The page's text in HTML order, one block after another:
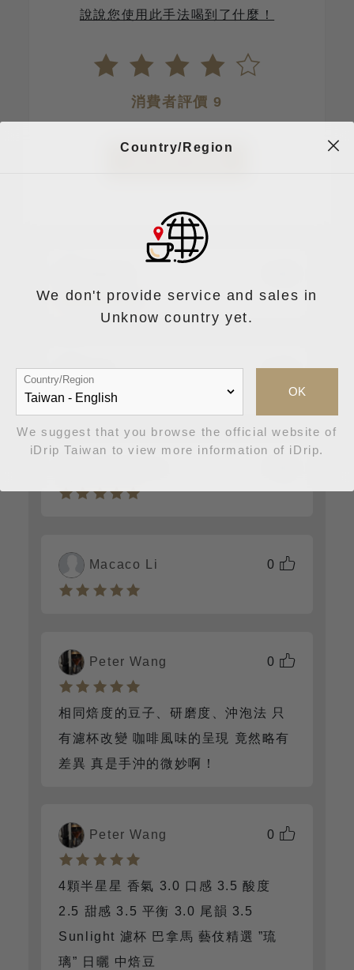
說說您使用此手法喝到了什麼！
消費者評價 9
0
Joe
0
Macaco Li
0
Peter Wang
相同焙度的豆子、研磨度、沖泡法 只
有濾杯改變 咖啡風味的呈現 竟然略有
差異 真是手沖的微妙啊！
0
Peter Wang
4顆半星星 香氣 3.0 口感 3.5 酸度
2.5 甜感 3.5 平衡 3.0 尾韻 3.5
Sunlight 濾杯 巴拿馬 藝伎精選 ”琉
璃” 日曬 中焙豆
Country/Region
We don't provide service and sales in
Unknow country yet.
Country/Region
OK
We suggest that you browse the official website of
iDrip Taiwan to view more information of iDrip.